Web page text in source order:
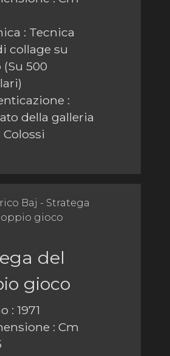
: Tecnica
collage su
500
:
della galleria
del
gioco
: 1971
: Cm